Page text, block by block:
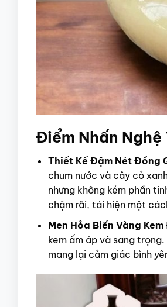
Điểm Nhấn
Thiết Kế Đậm Nét Đồng
chum nước và cây cỏ
nhưng không kém phần
chậm rãi, tái hiện một
Men Hỏa Biến Vàng
kem ấm áp và sang trọng.
mang lại cảm giác bình